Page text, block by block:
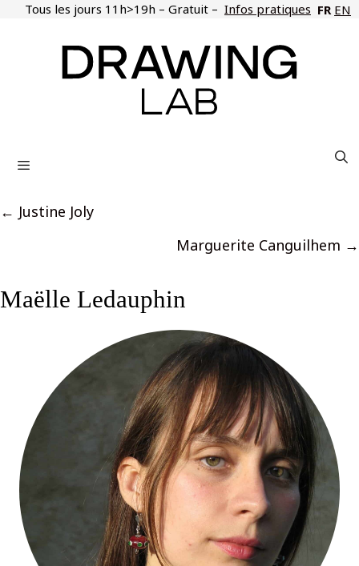
AllerTous les jours 11h>19h – Gratuit – Infos pratiques FR EN
Posts
← Justine Joly
Marguerite Canguilhem →
Maëlle Ledauphin